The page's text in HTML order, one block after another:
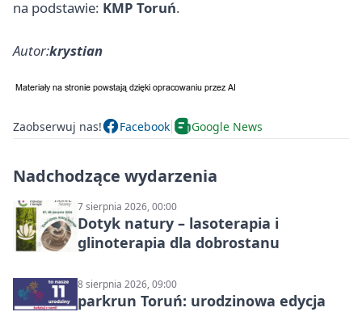
na podstawie: KMP Toruń.
Autor:krystian
Zaobserwuj nas! Facebook Google News
Nadchodzące wydarzenia
7 sierpnia 2026, 00:00
Dotyk natury – lasoterapia i
glinoterapia dla dobrostanu
8 sierpnia 2026, 09:00
parkrun Toruń: urodzinowa edycja